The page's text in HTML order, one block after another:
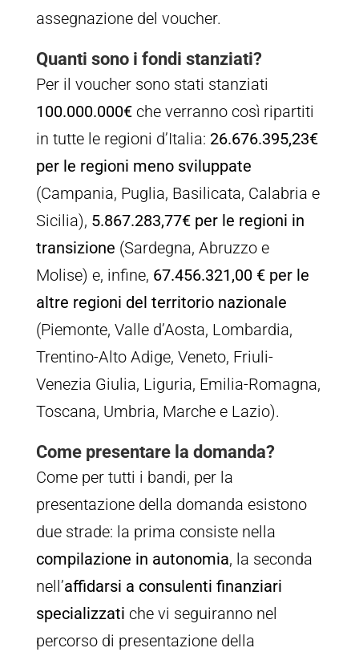
assegnazione del voucher.
Quanti sono i fondi stanziati?
Per il voucher sono stati stanziati
100.000.000€che verranno così ripartiti
in tutte le regioni d’Italia: 26.676.395,23€
per le regioni meno sviluppate
(Campania, Puglia, Basilicata, Calabria e
Sicilia), 5.867.283,77€ per le regioni in
transizione (Sardegna, Abruzzo e
Molise) e, infine, 67.456.321,00 € per le
altre regioni del territorio nazionale
(Piemonte, Valle d’Aosta, Lombardia,
Trentino-Alto Adige, Veneto, Friuli-
Venezia Giulia, Liguria, Emilia-Romagna,
Toscana, Umbria, Marche e Lazio).
Come presentare la domanda?
Come per tutti i bandi, per la
presentazione della domanda esistono
due strade: la prima consiste nella
compilazione in autonomia, la seconda
nell’affidarsi a consulenti finanziari
specializzati che vi seguiranno nel
percorso di presentazione della